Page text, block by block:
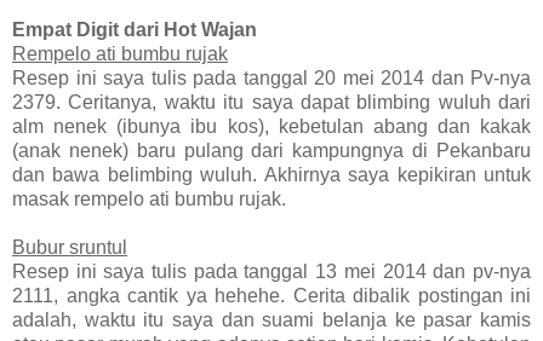
Empat Digit dari Hot Wajan
Rempelo ati bumbu rujak
Resep ini saya tulis pada tanggal 20 mei 2014 dan Pv-nya
2379. Ceritanya, waktu itu saya dapat blimbing wuluh dari
alm nenek (ibunya ibu kos), kebetulan abang dan kakak
(anak nenek) baru pulang dari kampungnya di Pekanbaru
dan bawa belimbing wuluh. Akhirnya saya kepikiran untuk
masak rempelo ati bumbu rujak.
Bubur sruntul
Resep ini saya tulis pada tanggal 13 mei 2014 dan pv-nya
2111, angka cantik ya hehehe. Cerita dibalik postingan ini
adalah, waktu itu saya dan suami belanja ke pasar kamis